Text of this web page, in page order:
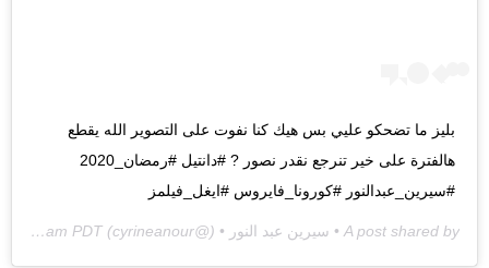
بليز ما تضحكو عليي بس هيك كنا نفوت على التصوير الله يقطع
هالفترة على خير تنرجع نقدر نصور ? #دانتيل #رمضان_2020
#سيرين_عبدالنور #كورونا_فايروس #ايغل_فيلمز
A post shared by • سيرين عبد النور • (@cyrineanour) on
Mar 15, 2020 at 2:51am PDT